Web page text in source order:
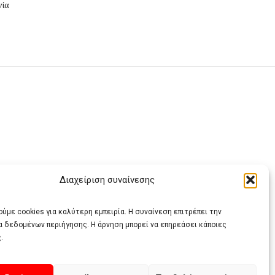
Διαχείριση συναίνεσης
cookies για καλύτερη εμπειρία. Η συναίνεση επιτρέπει την
δεδομένων περιήγησης. Η άρνηση μπορεί να επηρεάσει κάποιες